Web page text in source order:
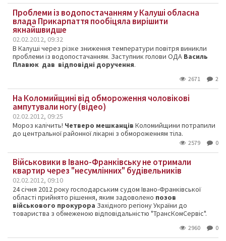
Проблеми із водопостачанням у Калуші обласна
влада Прикарпаття пообіцяла вирішити
якнайшвидше
02.02.2012, 09:32
В Калуші через різке зниження температури повітря виникли
проблеми із водопостачанням. Заступник голови ОДА Василь
Плавюк дав відповідні доручення.
2671 2
На Коломийщині від обмороження чоловікові
ампутували ногу (відео)
02.02.2012, 09:25
Мороз калічить! Четверо мешканців Коломийщини потрапили
до центральної районної лікарні з обмороженням тіла.
2579 0
Військовики в Івано-Франківську не отримали
квартир через "несумлінних" будівельників
02.02.2012, 09:10
24 січня 2012 року господарським судом Івано-Франківської
області прийнято рішення, яким задоволено позов
військового прокурора Західного регіону України до
товариства з обмеженою відповідальністю "ТрансКомСервіс".
2960 0